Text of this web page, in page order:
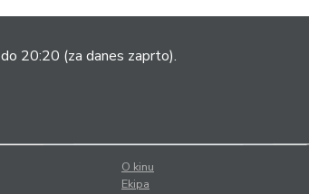
20:20 (za danes zaprto).
O kinu
Ekipa